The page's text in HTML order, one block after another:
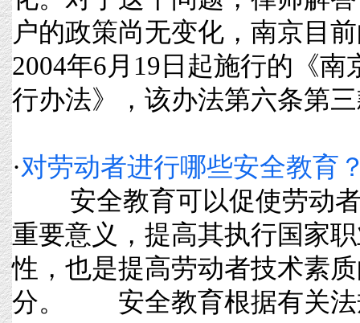
户的政策尚无变化，南京目
2004年6月19日起施行的《
行办法》，该办法第六条第三
·对劳动者进行哪些安全教育
安全教育可以促使劳动者
重要意义，提高其执行国家
性，也是提高劳动者技术素
分。 安全教育根据有关法